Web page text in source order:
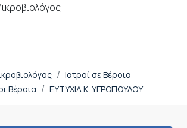
Ιατροί σε Βέροια
Βέροια
ΕΥΤΥΧΙΑ Κ. ΥΓΡΟΠΟΥΛΟΥ